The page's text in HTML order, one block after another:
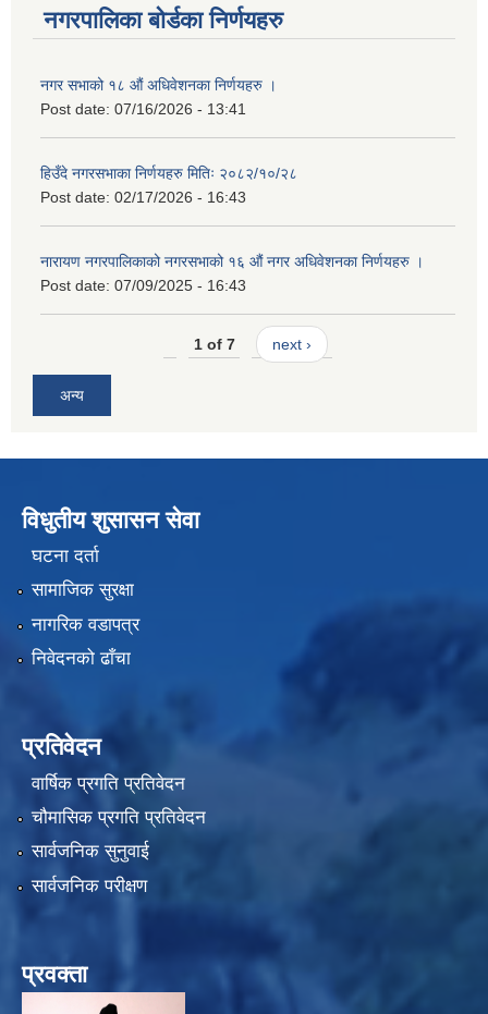
नगरपालिका बोर्डका निर्णयहरु
नगर सभाको १८ औं अधिवेशनका निर्णयहरु ।
Post date: 07/16/2026 - 13:41
हिउँदे नगरसभाका निर्णयहरु मितिः २०८२/१०/२८
Post date: 02/17/2026 - 16:43
नारायण नगरपालिकाको नगरसभाको १६ औं नगर अधिवेशनका निर्णयहरु ।
Post date: 07/09/2025 - 16:43
1 of 7 next ›
अन्य
विधुतीय शुसासन सेवा
घटना दर्ता
सामाजिक सुरक्षा
नागरिक वडापत्र
निवेदनको ढाँचा
प्रतिवेदन
वार्षिक प्रगति प्रतिवेदन
चौमासिक प्रगति प्रतिवेदन
सार्वजनिक सुनुवाई
सार्वजनिक परीक्षण
प्रवक्ता